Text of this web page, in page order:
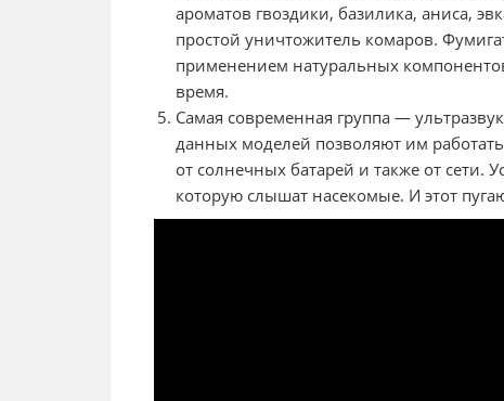
ароматов гвоздики, базилика, аниса,
простой уничтожитель комаров.
применением натуральных
время.
Самая современная группа —
данных моделей позволяют им
от солнечных батарей и также от сети.
которую слышат насекомые. И этот